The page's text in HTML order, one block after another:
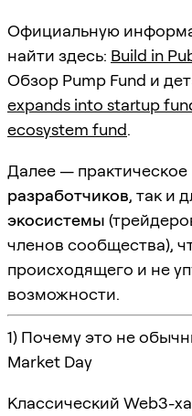
Официальную
найти здесь: Build in
Обзор Pump Fund и
expands into startup
ecosystem fund.
Далее — практическое
разработчиков, так и
экосистемы
членов сообщества),
происходящего и не
возможности.
1) Почему это не
Market Day
Классический Web3-